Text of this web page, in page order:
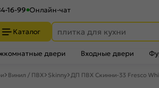
16-99 Онлайн-чат
Каталог
двери Входные двери
Винил / ПВХ Skinny ДП ПВХ Скинни-33 Fresco